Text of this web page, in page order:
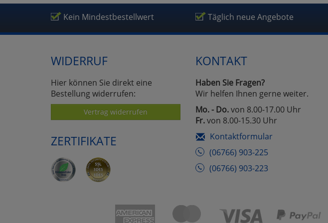
Kein Mindestbestellwert Täglich neue Angebote
WIDERRUF
Hier können Sie direkt eine
Bestellung widerrufen:
Vertrag widerrufen
ZERTIFIKATE
KONTAKT
Haben Sie Fragen?
Wir helfen Ihnen gerne weiter.
Mo. - Do.von 8.00-17.00 Uhr
Fr.von 8.00-15.30 Uhr
Kontaktformular
(06766) 903-225
(06766) 903-223